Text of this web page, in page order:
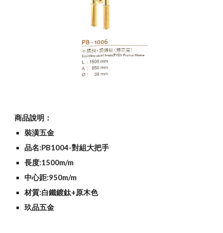
商品說明：
裝潢五金
品名:PB1004-對組大把手
長度:1500m/m
中心距:950m/m
材質:白鐵鍍鈦+原木色
玖品五金